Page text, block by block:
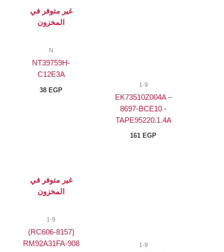
1-9
EK73510Z004A –
8697-BCE10 -
TAPE95220.1.4A
161 EGP
غير متوفر في
المخزون
N
NT39759H-
C12E3A
38EGP
1-9
غير متوفر في
المخزون
1-9
(8157-RC606)
RM92A31FA-908